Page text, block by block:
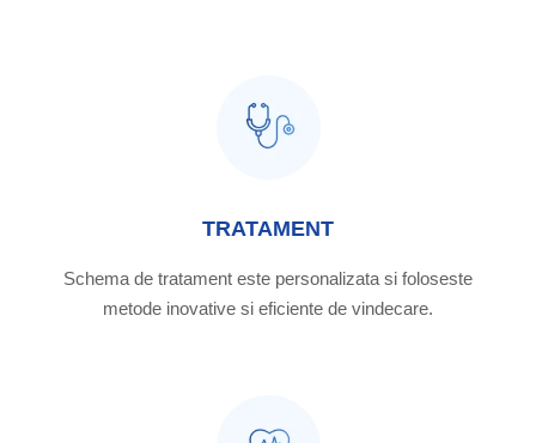
TRATAMENT
Schema de tratament este personalizata si foloseste
metode inovative si eficiente de vindecare.